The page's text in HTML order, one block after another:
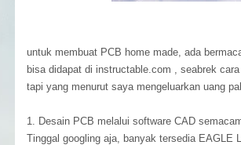
untuk membuat PCB home made, ada
bisa didapat di instructable.com , seabrek
tapi yang menurut saya mengeluarkan uang
1. Desain PCB melalui software CAD
Tinggal googling aja, banyak tersedia EAGLE